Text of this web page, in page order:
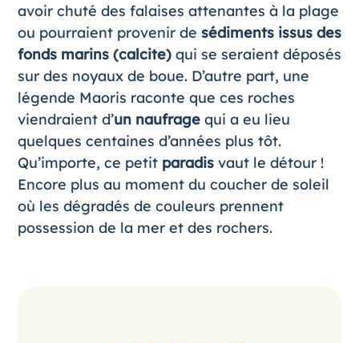
avoir chuté des falaises attenantes à la plage
ou pourraient provenir de sédiments issus des
fonds marins (calcite)qui se seraient déposés
sur des noyaux de boue. D’autre part, une
légende Maoris raconte que ces roches
viendraient d’un naufragequi a eu lieu
quelques centaines d’années plus tôt.
Qu’importe, ce petit paradisvaut le détour !
Encore plus au moment du coucher de soleil
où les dégradés de couleurs prennent
possession de la mer et des rochers.